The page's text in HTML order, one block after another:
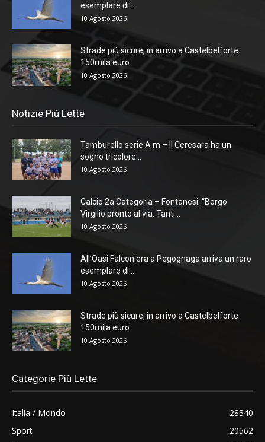
esemplare di...
10 Agosto 2026
Strade più sicure, in arrivo a Castelbelforte
150mila euro
10 Agosto 2026
Notizie Più Lette
Tamburello serie A m – Il Ceresara ha un
sogno tricolore...
10 Agosto 2026
Calcio 2a Categoria – Fontanesi: “Borgo
Virgilio pronto al via. Tanti...
10 Agosto 2026
All’Oasi Falconiera a Pegognaga arriva un raro
esemplare di...
10 Agosto 2026
Strade più sicure, in arrivo a Castelbelforte
150mila euro
10 Agosto 2026
Categorie Più Lette
Italia / Mondo
28340
Sport
20562